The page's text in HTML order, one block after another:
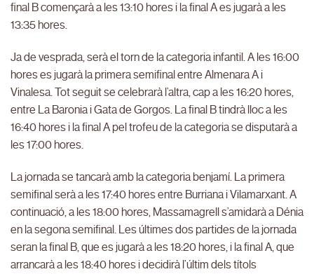
final B començarà a les 13:10 hores i la final A es jugarà a les
13:35 hores.
Ja de vesprada, serà el torn de la categoria infantil. A les 16:00
hores es jugarà la primera semifinal entre Almenara A i
Vinalesa. Tot seguit se celebrarà l’altra, cap a les 16:20 hores,
entre La Baronia i Gata de Gorgos. La final B tindrà lloc a les
16:40 hores i la final A pel trofeu de la categoria se disputarà a
les 17:00 hores.
La jornada se tancarà amb la categoria benjamí. La primera
semifinal serà a les 17:40 hores entre Burriana i Vilamarxant. A
continuació, a les 18:00 hores, Massamagrell s’amidarà a Dénia
en la segona semifinal. Les últimes dos partides de la jornada
seran la final B, que es jugarà a les 18:20 hores, i la final A, que
arrancarà a les 18:40 hores i decidirà l’últim dels títols